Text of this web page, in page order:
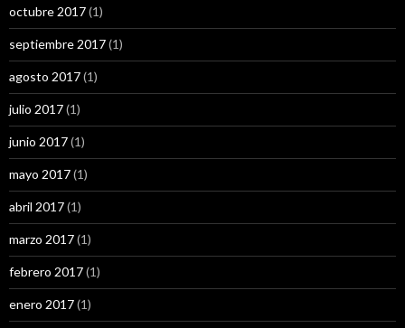
octubre 2017(1)
septiembre 2017(1)
agosto 2017(1)
julio 2017(1)
junio 2017(1)
mayo 2017(1)
abril 2017(1)
marzo 2017(1)
febrero 2017(1)
enero 2017(1)